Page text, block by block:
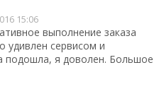
15:06
выполнение заказа
удивлен сервисом и
подошла, я доволен. Большое